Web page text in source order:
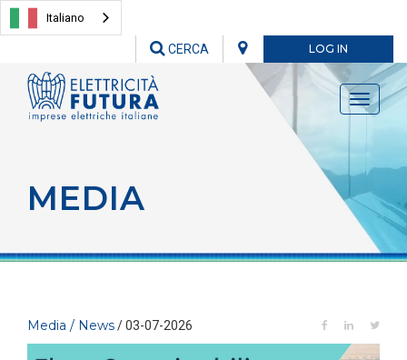
Italiano
LOG IN
CERCA
Toggle
MEDIA
Media / News/ 03-07-2026